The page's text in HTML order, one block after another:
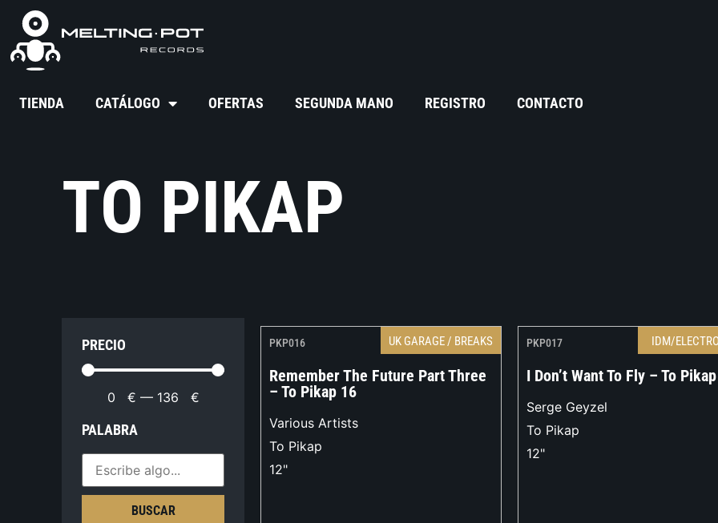
TIENDA CATÁLOGO OFERTAS SEGUNDA MANO REGISTRO CONTACTO
TO PIKAP
PRECIO
0 € — 136 €
PALABRA
BUSCAR
PKP016 UK GARAGE / BREAKS
Remember The Future Part Three
– To Pikap 16
Various Artists
To Pikap
12"
PKP017 IDM/
I Don’t Want To Fly – To
Serge Geyzel
To Pikap
12"